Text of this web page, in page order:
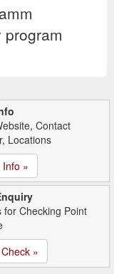
Contact
Locations
»
for Checking Point
»